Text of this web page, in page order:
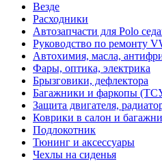
Везде
Расходники
Автозапчасти для Polo
Руководство по ремонту
Автохимия, масла,
Фары, оптика, электрика
Брызговики, дефлектора
Багажники и фаркопы
Защита двигателя,
Коврики в салон и
Подлокотник
Тюнинг и аксессуары
Чехлы на сиденья